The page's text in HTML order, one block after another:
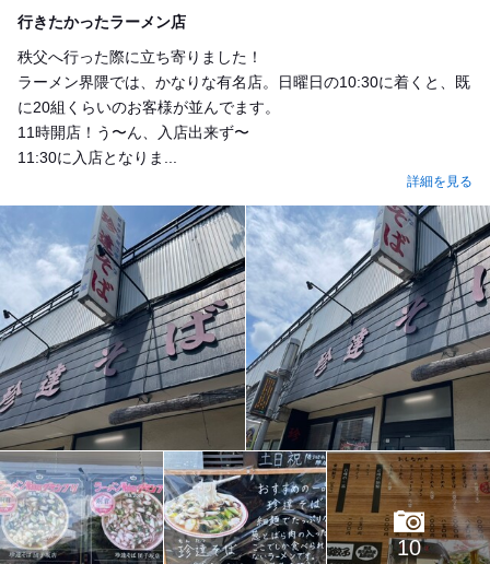
行きたかったラーメン店
秩父へ行った際に立ち寄りました！
ラーメン界隈では、かなりな有名店。日曜日の10:30に着くと、既
に20組くらいのお客様が並んでます。
11時開店！う〜ん、入店出来ず〜
11:30に入店となりま...
詳細を見る
10